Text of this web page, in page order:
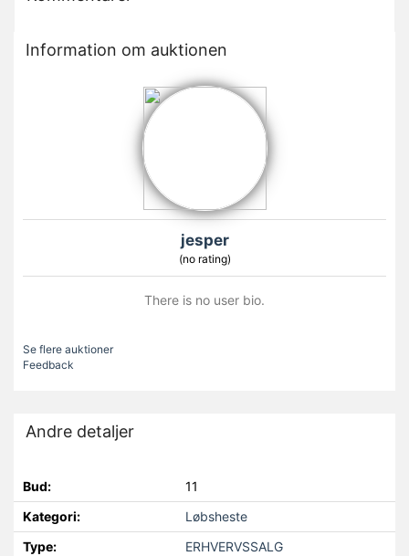
Information om auktionen
jesper
(no rating)
There is no user bio.
Se flere auktioner
Feedback
Andre detaljer
Bud:
11
Kategori:
Løbsheste
Type:
ERHVERVSSALG